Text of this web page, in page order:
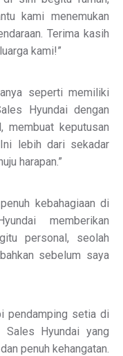
kami menemukan
Terima kasih
kami!”
seperti memiliki
Hyundai dengan
membuat keputusan
lebih dari sekadar
harapan.”
kebahagiaan di
memberikan
personal, seolah
sebelum saya
pendamping setia di
Sales Hyundai yang
penuh kehangatan.